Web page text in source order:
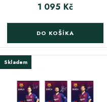
Cena
1 095 Kč
DO KOŠÍKA
Skladem